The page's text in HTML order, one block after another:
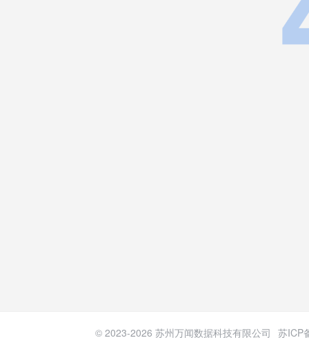
© 2023-2026 苏州万闻数据科技有限公司 苏ICP